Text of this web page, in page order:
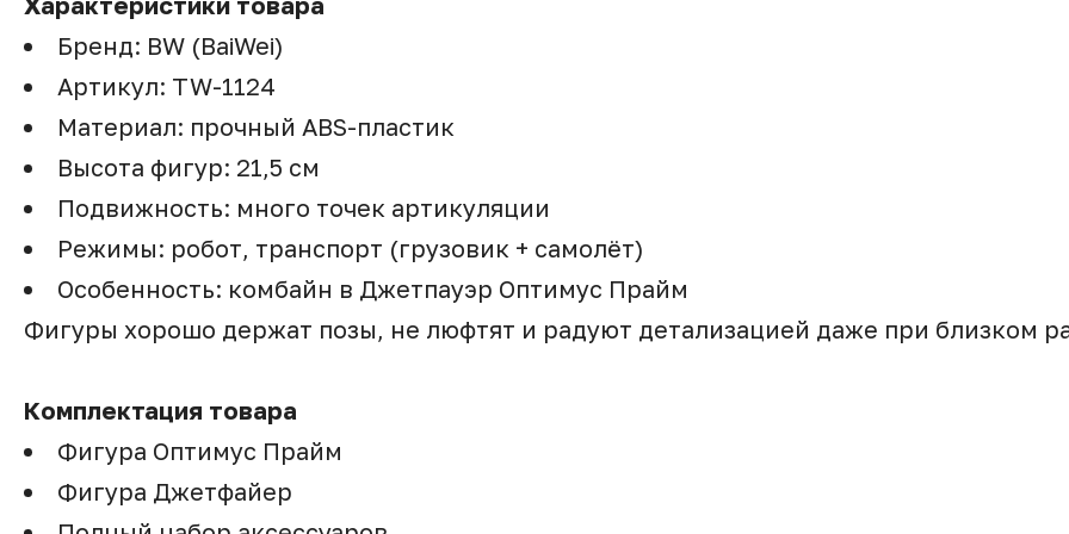
Бренд: BW (BaiWei)
Артикул: TW-1124
Материал: прочный ABS-пластик
Высота фигур: 21,5 см
Подвижность: много точек артикуляции
Режимы: робот, транспорт (грузовик + самолёт)
Особенность: комбайн в Джетпауэр Оптимус Прайм
Фигуры хорошо держат позы, не люфтят и радуют детализацией даже при близком
Комплектация товара
Фигура Оптимус Прайм
Фигура Джетфайер